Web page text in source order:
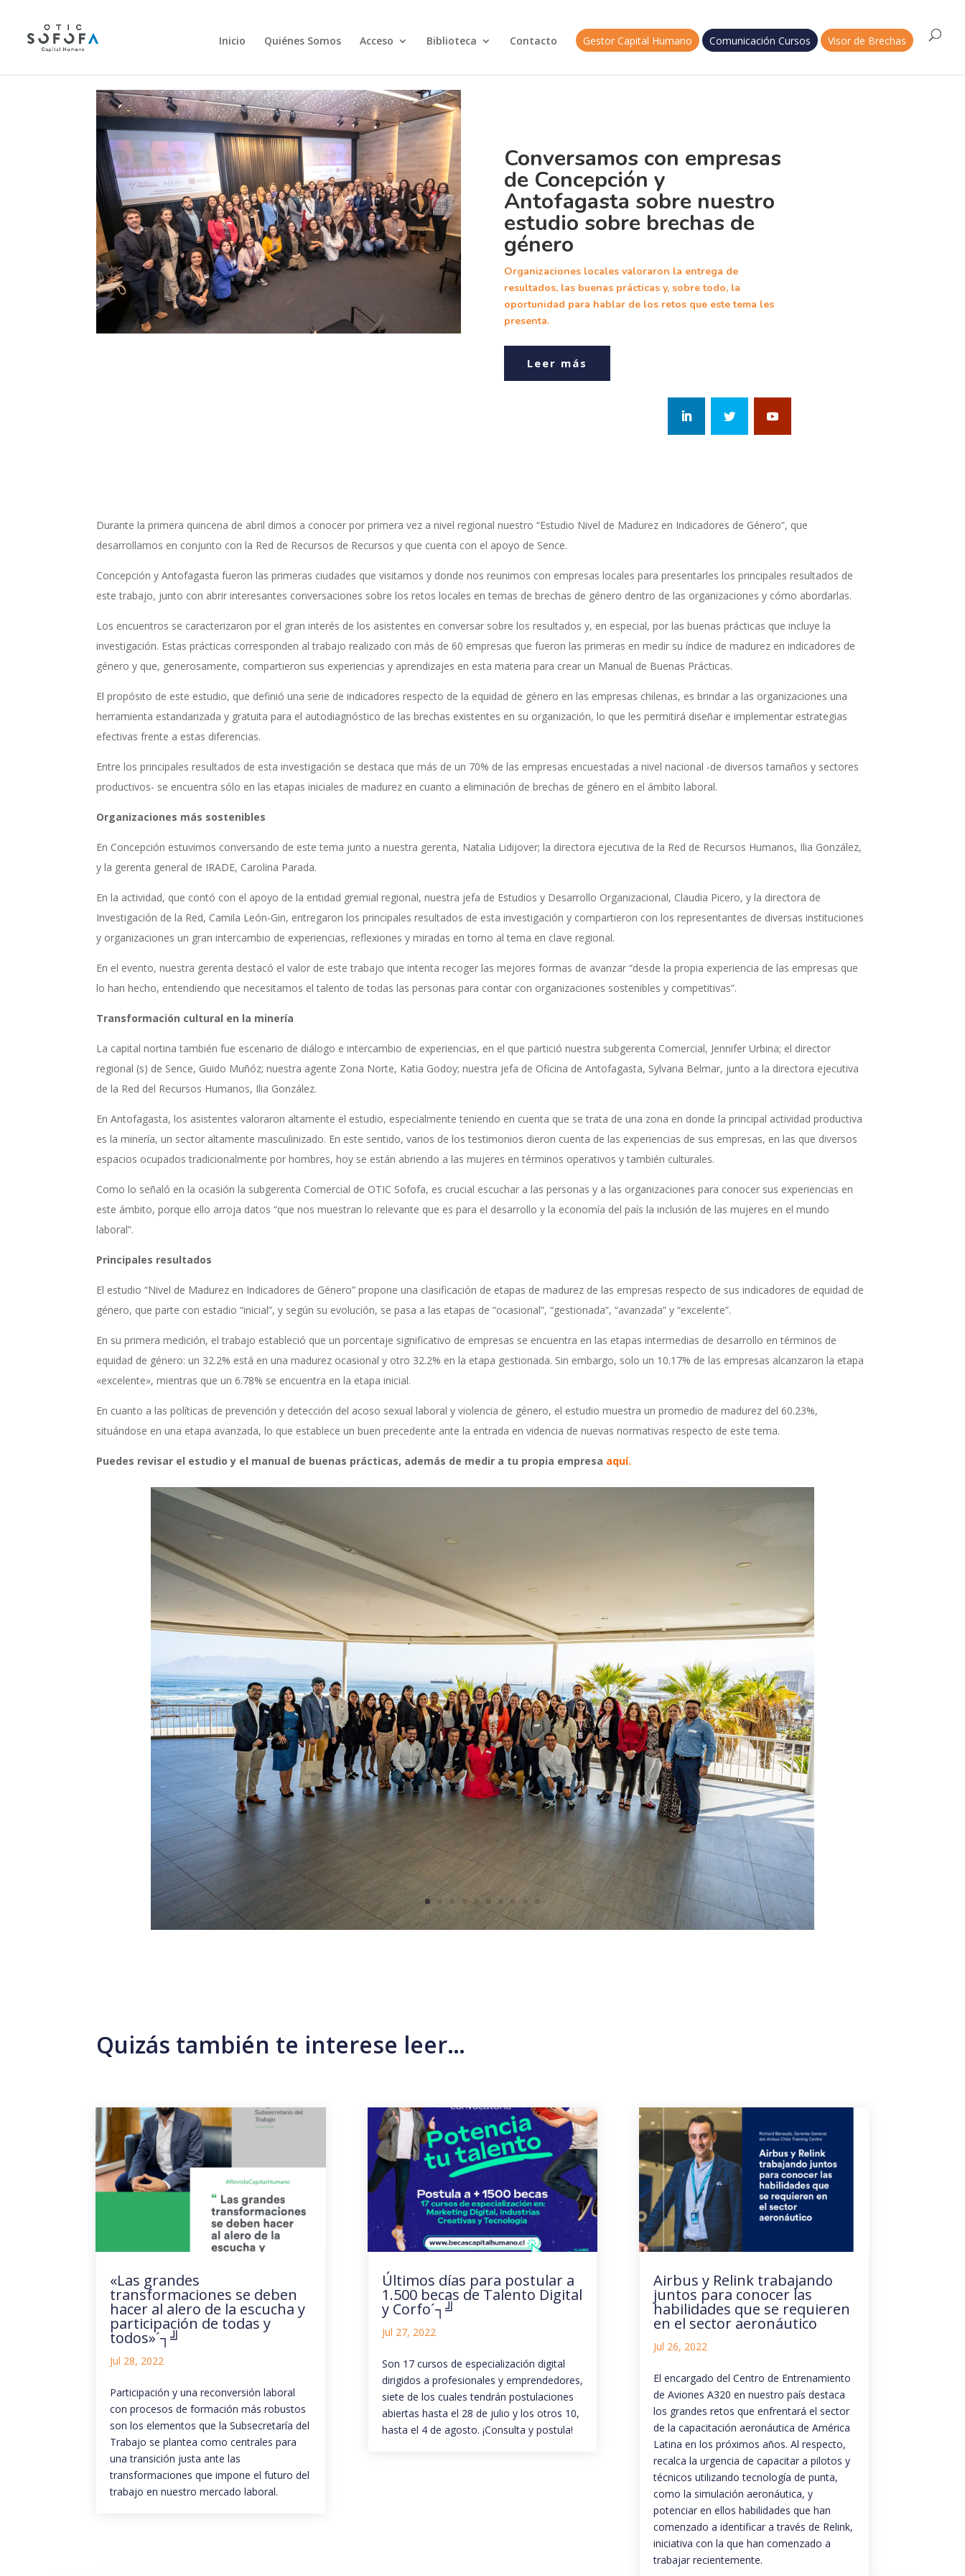
Inicio Quiénes Somos Acceso Biblioteca Contacto Gestor Capital Humano Comunicación Cursos Visor de Brechas
Conversamos con empresas
de Concepción y
Antofagasta sobre nuestro
estudio sobre brechas de
género
Organizaciones locales valoraron la entrega de
resultados, las buenas prácticas y, sobre todo, la
oportunidad para hablar de los retos que este tema les
presenta.
Leer más
Durante la primera quincena de abril dimos a conocer por primera vez a nivel regional nuestro “Estudio Nivel de Madurez en Indicadores de Género”, que
desarrollamos en conjunto con la Red de Recursos de Recursos y que cuenta con el apoyo de Sence.
Concepción y Antofagasta fueron las primeras ciudades que visitamos y donde nos reunimos con empresas locales para presentarles los principales resultados de
este trabajo, junto con abrir interesantes conversaciones sobre los retos locales en temas de brechas de género dentro de las organizaciones y cómo abordarlas.
Los encuentros se caracterizaron por el gran interés de los asistentes en conversar sobre los resultados y, en especial, por las buenas prácticas que incluye la
investigación. Estas prácticas corresponden al trabajo realizado con más de 60 empresas que fueron las primeras en medir su índice de madurez en indicadores de
género y que, generosamente, compartieron sus experiencias y aprendizajes en esta materia para crear un Manual de Buenas Prácticas.
El propósito de este estudio, que definió una serie de indicadores respecto de la equidad de género en las empresas chilenas, es brindar a las organizaciones una
herramienta estandarizada y gratuita para el autodiagnóstico de las brechas existentes en su organización, lo que les permitirá diseñar e implementar estrategias
efectivas frente a estas diferencias.
Entre los principales resultados de esta investigación se destaca que más de un 70% de las empresas encuestadas a nivel nacional -de diversos tamaños y sectores
productivos- se encuentra sólo en las etapas iniciales de madurez en cuanto a eliminación de brechas de género en el ámbito laboral.
Organizaciones más sostenibles
En Concepción estuvimos conversando de este tema junto a nuestra gerenta, Natalia Lidijover; la directora ejecutiva de la Red de Recursos Humanos, Ilia González,
y la gerenta general de IRADE, Carolina Parada.
En la actividad, que contó con el apoyo de la entidad gremial regional, nuestra jefa de Estudios y Desarrollo Organizacional, Claudia Picero, y la directora de
Investigación de la Red, Camila León-Gin, entregaron los principales resultados de esta investigación y compartieron con los representantes de diversas instituciones
y organizaciones un gran intercambio de experiencias, reflexiones y miradas en torno al tema en clave regional.
En el evento, nuestra gerenta destacó el valor de este trabajo que intenta recoger las mejores formas de avanzar “desde la propia experiencia de las empresas que
lo han hecho, entendiendo que necesitamos el talento de todas las personas para contar con organizaciones sostenibles y competitivas”.
Transformación cultural en la minería
La capital nortina también fue escenario de diálogo e intercambio de experiencias, en el que partició nuestra subgerenta Comercial, Jennifer Urbina; el director
regional (s) de Sence, Guido Muñóz; nuestra agente Zona Norte, Katia Godoy; nuestra jefa de Oficina de Antofagasta, Sylvana Belmar, junto a la directora ejecutiva
de la Red del Recursos Humanos, Ilia González.
En Antofagasta, los asistentes valoraron altamente el estudio, especialmente teniendo en cuenta que se trata de una zona en donde la principal actividad productiva
es la minería, un sector altamente masculinizado. En este sentido, varios de los testimonios dieron cuenta de las experiencias de sus empresas, en las que diversos
espacios ocupados tradicionalmente por hombres, hoy se están abriendo a las mujeres en términos operativos y también culturales.
Como lo señaló en la ocasión la subgerenta Comercial de OTIC Sofofa, es crucial escuchar a las personas y a las organizaciones para conocer sus experiencias en
este ámbito, porque ello arroja datos “que nos muestran lo relevante que es para el desarrollo y la economía del país la inclusión de las mujeres en el mundo
laboral”.
Principales resultados
El estudio “Nivel de Madurez en Indicadores de Género” propone una clasificación de etapas de madurez de las empresas respecto de sus indicadores de equidad de
género, que parte con estadio “inicial”, y según su evolución, se pasa a las etapas de “ocasional”, “gestionada”, “avanzada” y “excelente”.
En su primera medición, el trabajo estableció que un porcentaje significativo de empresas se encuentra en las etapas intermedias de desarrollo en términos de
equidad de género: un 32.2% está en una madurez ocasional y otro 32.2% en la etapa gestionada. Sin embargo, solo un 10.17% de las empresas alcanzaron la etapa
«excelente», mientras que un 6.78% se encuentra en la etapa inicial.
En cuanto a las políticas de prevención y detección del acoso sexual laboral y violencia de género, el estudio muestra un promedio de madurez del 60.23%,
situándose en una etapa avanzada, lo que establece un buen precedente ante la entrada en videncia de nuevas normativas respecto de este tema.
Puedes revisar el estudio y el manual de buenas prácticas, además de medir a tu propia empresa aquí.
Quizás también te interese leer…
«Las grandes
transformaciones se deben
hacer al alero de la escucha y
participación de todas y
todos»´┐╝
Jul 28, 2022
Participación y una reconversión laboral
con procesos de formación más robustos
son los elementos que la Subsecretaría del
Trabajo se plantea como centrales para
una transición justa ante las
transformaciones que impone el futuro del
trabajo en nuestro mercado laboral.
Últimos días para postular a
1.500 becas de Talento Digital
y Corfo´┐╝
Jul 27, 2022
Son 17 cursos de especialización digital
dirigidos a profesionales y emprendedores,
siete de los cuales tendrán postulaciones
abiertas hasta el 28 de julio y los otros 10,
hasta el 4 de agosto. ¡Consulta y postula!
Airbus y Relink trabajando
juntos para conocer las
habilidades que se requieren
en el sector aeronáutico
Jul 26, 2022
El encargado del Centro de Entrenamiento
de Aviones A320 en nuestro país destaca
los grandes retos que enfrentará el sector
de la capacitación aeronáutica de América
Latina en los próximos años. Al respecto,
recalca la urgencia de capacitar a pilotos y
técnicos utilizando tecnología de punta,
como la simulación aeronáutica, y
potenciar en ellos habilidades que han
comenzado a identificar a través de Relink,
iniciativa con la que han comenzado a
trabajar recientemente.